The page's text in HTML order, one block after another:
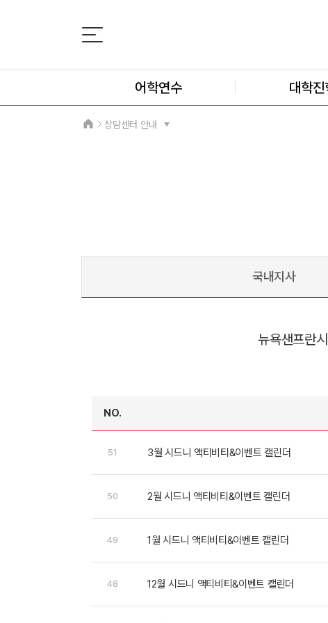
어학연수 대학진
상담센터 안내
국내지사
뉴욕샌프란
NO.
51 3월 시드니 액티비티&이벤트 캘린더
50 2월 시드니 액티비티&이벤트 캘린더
49 1월 시드니 액티비티&이벤트 캘린더
48 12월 시드니 액티비티&이벤트 캘린더